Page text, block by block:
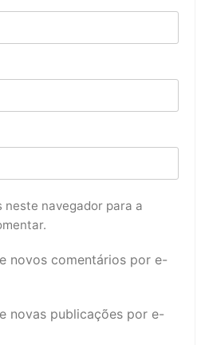
neste navegador para a
novos comentários por e-
novas publicações por e-